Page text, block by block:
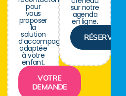
pour
vous
proposer
la
solution
d’accompagnement
adaptée
à votre
enfant.
VOTRE
DEMANDE
sur notre
agenda
en ligne.
RÉSERVER